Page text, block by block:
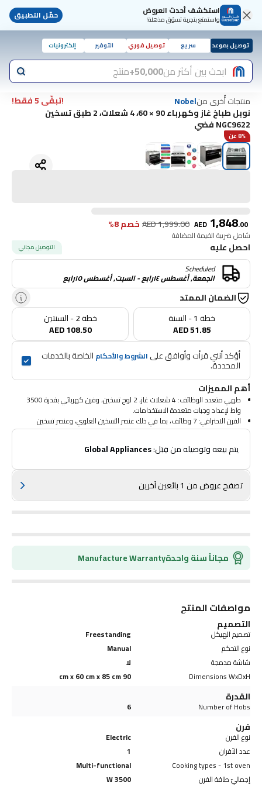
استكشف أحدث العروض
واستمتع بتجربة تسوّق مذهلة! حمّل التطبيق
توصيل بموعد سريع توصيل فوري التوفير إلكترونيات
ابحث بين أكثر من50,000+ منتج
منتجات أُخرى منNobel
!تبقّى 5 فقط!
نوبل طباخ غاز وكهرباء 90 × 60، 4 شعلات، 2 طبق تسخين
NGC9622 فضي
8% عن
AED 1,848.00
AED1,999.00 خصم 8%
شامل ضريبة القيمة المضافة
احصل عليه التوصيل مجاني
Scheduled
الجمعة, أغسطس ١٤رابع - السبت, أغسطس ١٥رابع
الضمان الممتد
خطة 1 - السنة
AED 51.85
خطة 2 - السنتين
AED 108.50
أؤكد أنني قرأت وأوافق على الشروط والأحكام
المحددة.
أهم المميزات
طهي متعدد الوظائف: 4 شعلات غاز، 2 لوح تسخين، وفرن كهربائي بقدرة 3500
واط لإعداد وجبات متعددة الاستخدامات.
الفرن الاحترافي: 7 وظائف، بما في ذلك عنصر التسخين العلوي، وعنصر تسخين
الفرن، ووظيفة الشواية.
تلقائي، وجهاز فشل اللهب (FFD).
التسخين والترموستات.
التفاصيل الفنية: فرن قائم بذاته مصنوع من الفولاذ المقاوم للصدأ والزجاج الأسود،
ويتميز بمروحة توربو للتبريد والتحكم الحراري ومؤقت ميكانيكي لمدة 90 دقيقة.
Global Appliances
تصفح عروض من 1 بائعين آخرين
مجاناً سنة واحدةManufacture Warranty
مواصفات المنتج
التصميم
تصميم الهيكل
Freestanding
نوع التحكم
Manual
شاشة مدمجة
لا
Dimensions WxDxH
90 cm x 60 cm x 85 cm
القدرة
Number of Hobs
6
فرن
نوع الفرن
Electric
عدد الأفران
1
Cooking types - 1st oven
Multi-functional
إجماليّ طاقة الفرن
3500 W